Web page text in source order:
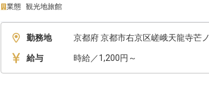
業態 観光地旅館
勤務地 京都府 京都市右京区嵯峨天龍寺芒
給与 時給／1,200円～